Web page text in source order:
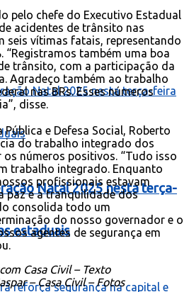
Natal 2025 nesta terça-
estaduais
pelo chefe do Executivo Estadual
acidentes de trânsito nas
seis vítimas fatais, representando
“Registramos também uma boa
trânsito, com a participação da
Agradeço também ao trabalho
nas BRs. Esses números
disse.
Pública e Defesa Social, Roberto
do trabalho integrado dos
números positivos. “Tudo isso
trabalho integrado. Enquanto
profissionais estavam
paz e a tranquilidade dos
consolida todo um
do nosso governador e o
agentes de segurança em
Casa Civil – Texto
– Casa Civil – Fotos